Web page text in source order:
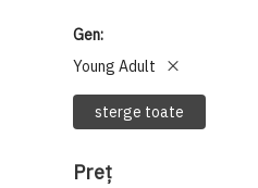
Gen
Young Adult
sterge toate
Preţ